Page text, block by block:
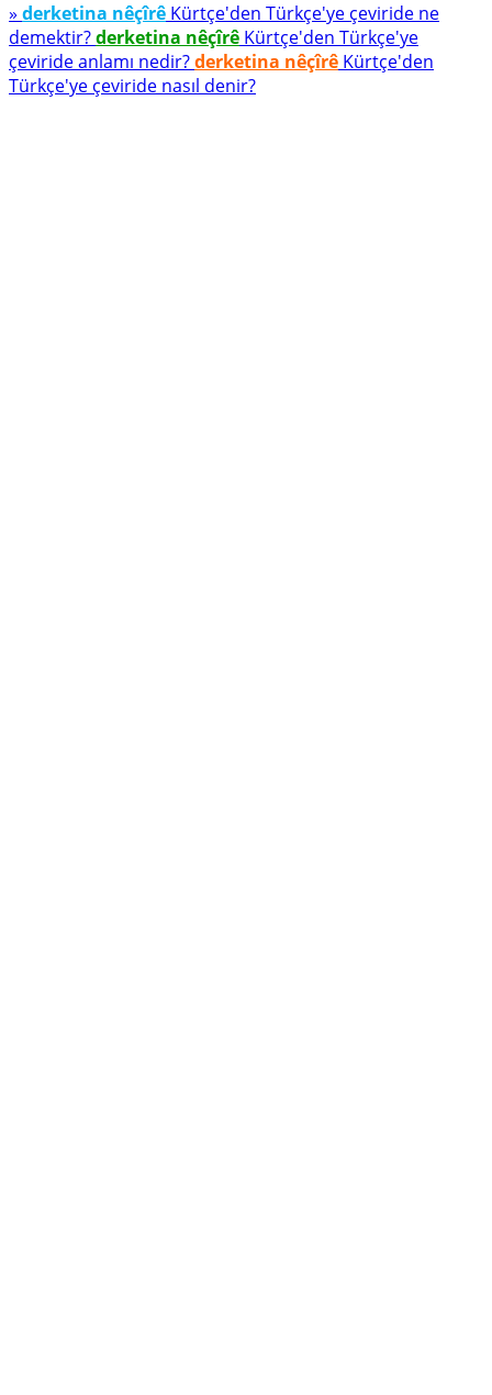
» derketina nêçîrê Kürtçe'den Türkçe'ye çeviride ne
demektir?derketina nêçîrê Kürtçe'den Türkçe'ye
çeviride anlamı nedir?derketina nêçîrê Kürtçe'den
Türkçe'ye çeviride nasıl denir?